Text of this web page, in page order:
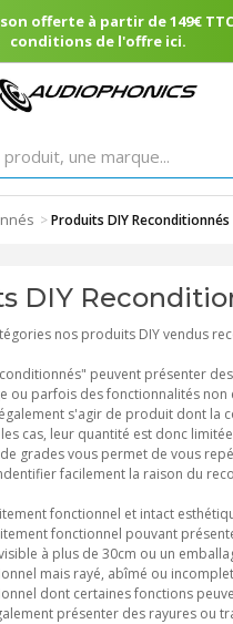
offerte à partir de 149€
conditions de l'offre ici.
>Produits DIY Reconditionnés
DIY
nos produits DIY vendus
peuvent présenter
ou parfois des fonctionnalités non
s'agir de produit dont la
cas, leur quantité est donc
grades vous permet de vous
facilement la raison du
fonctionnel et intact
fonctionnel pouvant
à plus de 30cm ou un
mais rayé, abîmé ou
dont certaines fonctions
présenter des rayures ou